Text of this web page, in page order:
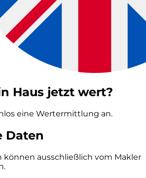
Haus jetzt wert?
eine Wertermittlung an.
Daten
können ausschließlich vom Makler